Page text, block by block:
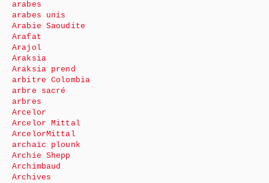
arabes
arabes unis
Arabie Saoudite
Arafat
Arajol
Araksia
Araksia prend
arbitre Colombia
arbre sacré
arbres
Arcelor
Arcelor Mittal
ArcelorMittal
archaïc plounk
Archie Shepp
Archimbaud
Archives